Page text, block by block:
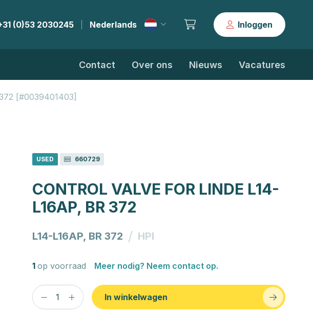
(0)53 2030245 | Nederlands Inloggen
Contact Over ons Nieuws Vacatures
[#0039401403]
USED 660729
CONTROL VALVE FOR LINDE L14-
L16AP, BR 372
L14-L16AP, BR 372 / HPI
1 op voorraad Meer nodig? Neem contact op.
In winkelwagen